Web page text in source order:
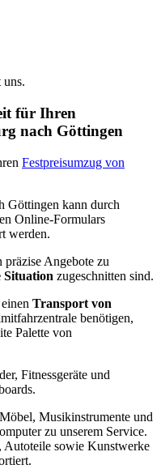
für Ihren
nach Göttingen
Festpreisumzug von
Göttingen kann durch
Online-Formulars
werden.
Angebote zu
Situation zugeschnitten sind.
Transport von
benötigen,
Palette von
Fitnessgeräte und
Musikinstrumente und
zu unserem Service.
Autoteile sowie Kunstwerke